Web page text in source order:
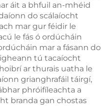
áit a bhfuil an-mhéid
do scálaíocht
mar gur féidir le
le fás ó ordúcháin
mar a fásann do
tú tacaíocht
ar thurais uatha le
grianghrafáil táirgí,
phróifíleachta a
branda gan chostas